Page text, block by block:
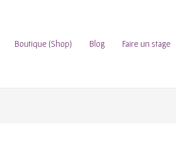
Boutique (Shop) Blog Faire un stage